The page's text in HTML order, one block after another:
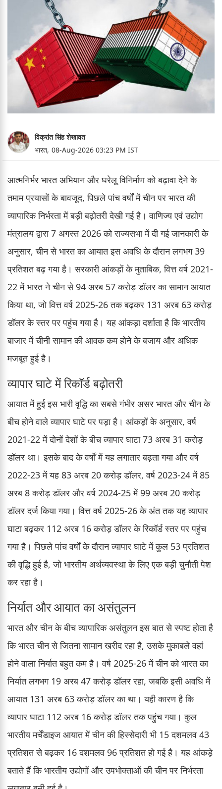
विक्रांत सिंह शेखावत
भारत, 08-Aug-2026 03:23 PM IST
आत्मनिर्भर भारत अभियान और घरेलू विनिर्माण को बढ़ावा देने के
तमाम प्रयासों के बावजूद, पिछले पांच वर्षों में चीन पर भारत की
व्यापारिक निर्भरता में बड़ी बढ़ोतरी देखी गई है। वाणिज्य एवं उद्योग
मंत्रालय द्वारा 7 अगस्त 2026 को राज्यसभा में दी गई जानकारी के
अनुसार, चीन से भारत का आयात इस अवधि के दौरान लगभग 39
प्रतिशत बढ़ गया है। सरकारी आंकड़ों के मुताबिक, वित्त वर्ष 2021-
22 में भारत ने चीन से 94 अरब 57 करोड़ डॉलर का सामान आयात
किया था, जो वित्त वर्ष 2025-26 तक बढ़कर 131 अरब 63 करोड़
डॉलर के स्तर पर पहुंच गया है। यह आंकड़ा दर्शाता है कि भारतीय
बाजार में चीनी सामान की आवक कम होने के बजाय और अधिक
मजबूत हुई है।
व्यापार घाटे में रिकॉर्ड बढ़ोतरी
आयात में हुई इस भारी वृद्धि का सबसे गंभीर असर भारत और चीन के
बीच होने वाले व्यापार घाटे पर पड़ा है। आंकड़ों के अनुसार, वर्ष
2021-22 में दोनों देशों के बीच व्यापार घाटा 73 अरब 31 करोड़
डॉलर था। इसके बाद के वर्षों में यह लगातार बढ़ता गया और वर्ष
2022-23 में यह 83 अरब 20 करोड़ डॉलर, वर्ष 2023-24 में 85
अरब 8 करोड़ डॉलर और वर्ष 2024-25 में 99 अरब 20 करोड़
डॉलर दर्ज किया गया। वित्त वर्ष 2025-26 के अंत तक यह व्यापार
घाटा बढ़कर 112 अरब 16 करोड़ डॉलर के रिकॉर्ड स्तर पर पहुंच
गया है। पिछले पांच वर्षों के दौरान व्यापार घाटे में कुल 53 प्रतिशत
की वृद्धि हुई है, जो भारतीय अर्थव्यवस्था के लिए एक बड़ी चुनौती पेश
कर रहा है।
निर्यात और आयात का असंतुलन
भारत और चीन के बीच व्यापारिक असंतुलन इस बात से स्पष्ट होता है
कि भारत चीन से जितना सामान खरीद रहा है, उसके मुकाबले वहां
होने वाला निर्यात बहुत कम है। वर्ष 2025-26 में चीन को भारत का
निर्यात लगभग 19 अरब 47 करोड़ डॉलर रहा, जबकि इसी अवधि में
आयात 131 अरब 63 करोड़ डॉलर का था। यही कारण है कि
व्यापार घाटा 112 अरब 16 करोड़ डॉलर तक पहुंच गया। कुल
भारतीय मर्चेंडाइज आयात में चीन की हिस्सेदारी भी 15 दशमलव 43
प्रतिशत से बढ़कर 16 दशमलव 96 प्रतिशत हो गई है। यह आंकड़े
बताते हैं कि भारतीय उद्योगों और उपभोक्ताओं की चीन पर निर्भरता